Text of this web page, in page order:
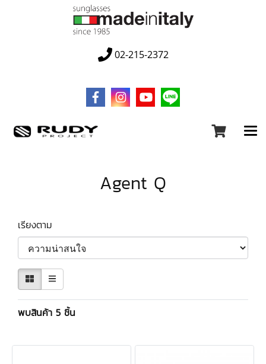
02-215-2372
Agent Q
เรียงตาม
พบสินค้า 5 ชิ้น